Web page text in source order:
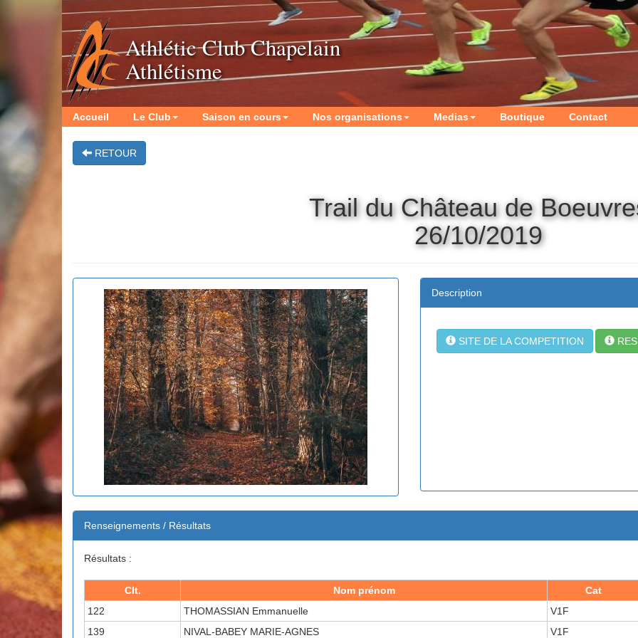
Athlétic Club Chapelain
Athlétisme
Accueil Le Club Saison en cours Nos organisations Medias Boutique Contact
RETOUR
Trail du Château de
26/10/2019
Description
SITE DE LA COMPETITION
Renseignements / Résultats
Résultats :
Clt. Nom prénom
Cat
122
THOMASSIAN Emmanuelle
V1F
139
NIVAL-BABEY MARIE-AGNES V1F